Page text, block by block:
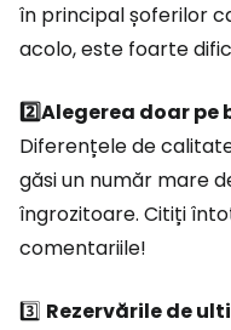
în principal șoferilor
acolo, este foarte
2️⃣Alegerea doar pe
Diferențele de
găsi un număr mare
îngrozitoare. Citiți
comentariile!
3️⃣ Rezervările de